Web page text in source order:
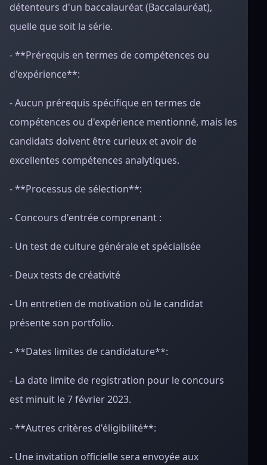
détenteurs d'un baccalauréat (Baccalauréat),
quelle que soit la série.
- **Prérequis en termes de compétences ou
d'expérience**:
- Aucun prérequis spécifique en termes de
compétences ou d'expérience mentionné, mais les
candidats doivent être curieux et avoir de
excellentes compétences analytiques.
- **Processus de sélection**:
- Concours d'entrée comprenant :
- Un test de culture générale et spécialisée
- Deux tests de créativité
- Un entretien de motivation où le candidat
présente son portfolio.
- **Dates limites de candidature**:
- La date limite de registration pour le concours
est minuit le 7 février 2023.
- **Autres critères d'éligibilité**:
- Une invitation officielle sera envoyée aux